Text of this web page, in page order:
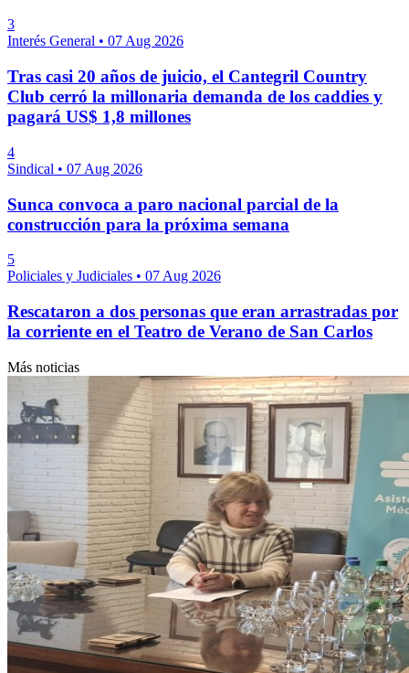
3
Interés General • 07 Aug 2026
Tras casi 20 años de juicio, el Cantegril Country
Club cerró la millonaria demanda de los caddies y
pagará US$ 1,8 millones
4
Sindical • 07 Aug 2026
Sunca convoca a paro nacional parcial de la
construcción para la próxima semana
5
Policiales y Judiciales • 07 Aug 2026
Rescataron a dos personas que eran arrastradas por
la corriente en el Teatro de Verano de San Carlos
Más noticias